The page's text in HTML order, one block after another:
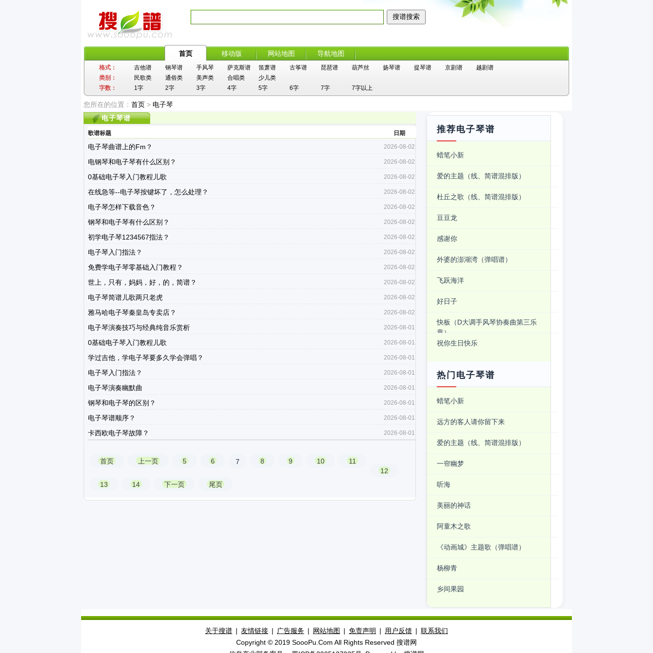
首页 移动版 网站地图 导航地图
格式： 吉他谱 钢琴谱 手风琴 萨克斯谱 笛萧谱 古筝谱 琵琶谱 葫芦丝 扬琴谱 提琴谱 京剧谱
越剧谱
类别：
民歌类 通俗类 美声类 合唱类
少儿类
字数：
1字 2字 3字 4字 5字 6字 7字 7字以上
您所在的位置： 首页 > 电子琴
电子琴谱
歌谱标题 日期
电子琴曲谱上的Fm？ 2026-08-02
电钢琴和电子琴有什么区别？ 2026-08-02
0基础电子琴入门教程儿歌 2026-08-02
在线急等--电子琴按键坏了，怎么处理？ 2026-08-02
电子琴怎样下载音色？ 2026-08-02
钢琴和电子琴有什么区别？ 2026-08-02
初学电子琴1234567指法？ 2026-08-02
电子琴入门指法？ 2026-08-02
免费学电子琴零基础入门教程？ 2026-08-02
世上，只有，妈妈，好，的，简谱？ 2026-08-02
电子琴简谱儿歌两只老虎 2026-08-02
雅马哈电子琴秦皇岛专卖店？ 2026-08-02
电子琴演奏技巧与经典纯音乐赏析 2026-08-01
0基础电子琴入门教程儿歌 2026-08-01
学过吉他，学电子琴要多久学会弹唱？ 2026-08-01
电子琴入门指法？ 2026-08-01
电子琴演奏幽默曲 2026-08-01
钢琴和电子琴的区别？ 2026-08-01
电子琴谱顺序？ 2026-08-01
卡西欧电子琴故障？ 2026-08-01
首页 上一页 5 6 7 8 9 10
11
12
13
14 下一页 尾页
推荐电子琴谱
蜡笔小新
爱的主题（线、简谱混排版）
杜丘之歌（线、简谱混排版）
豆豆龙
感谢你
外婆的澎湖湾（弹唱谱）
飞跃海洋
好日子
快板（D大调手风琴协奏曲第三乐
章）
祝你生日快乐
热门电子琴谱
蜡笔小新
远方的客人请你留下来
爱的主题（线、简谱混排版）
一帘幽梦
听海
美丽的神话
阿童木之歌
《动画城》主题歌（弹唱谱）
杨柳青
乡间果园
关于搜谱 | 友情链接 | 广告服务 | 网站地图 | 免责声明 | 用户反馈 | 联系我们
Copyright © 2019 SoooPu.Com All Rights Reserved 搜谱网